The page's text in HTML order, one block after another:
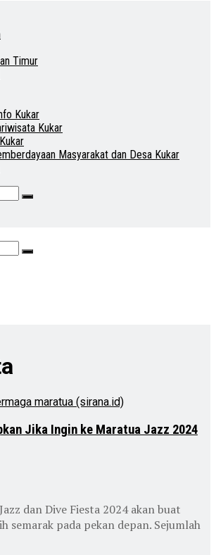
Timur
Kukar
Kukar
Masyarakat dan Desa Kukar
Jika Ingin ke Maratua Jazz 2024
dan Dive Fiesta 2024 akan buat
semarak pada pekan depan. Sejumlah